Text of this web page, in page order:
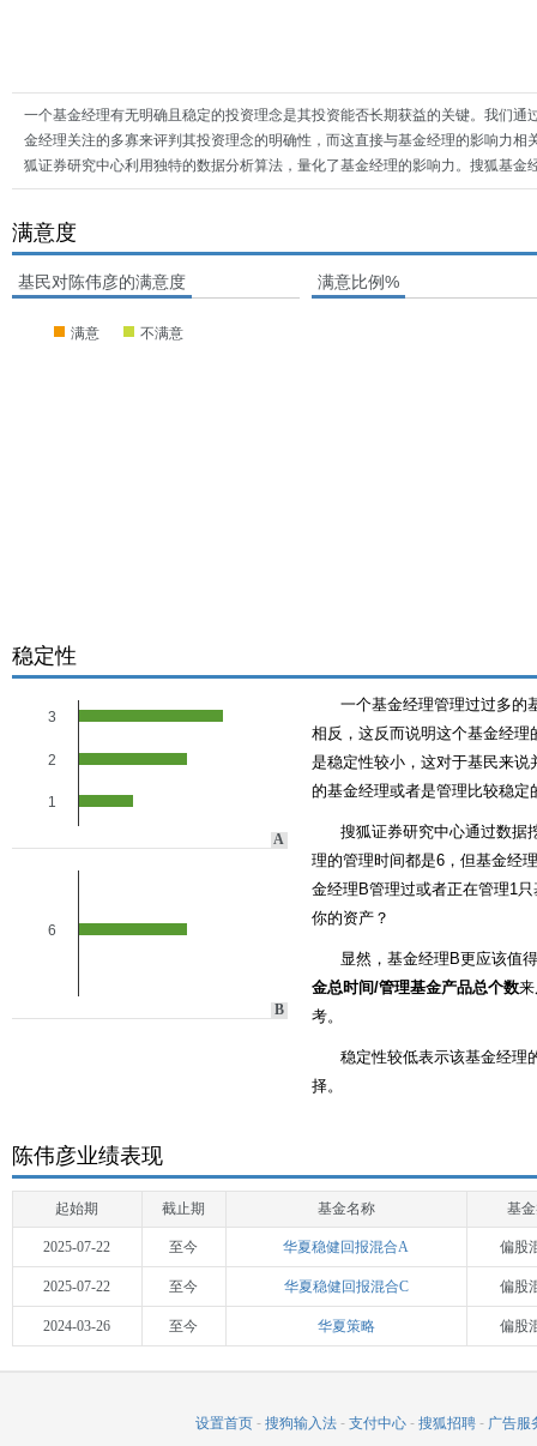
一个基金经理有无明确且稳定的投资理念是其投资能否长期获益的关键。我们通
金经理关注的多寡来评判其投资理念的明确性，而这直接与基金经理的影响力相
狐证券研究中心利用独特的数据分析算法，量化了基金经理的影响力。搜狐基金
满意度
基民对陈伟彦的满意度
满意 不满意
满意比例%
稳定性
3
2
1
A
6
B
一个基金经理管理过过多的
相反，这反而说明这个基金经理
是稳定性较小，这对于基民来
的基金经理或者是管理比较稳
搜狐证券研究中心通过数据
理的管理时间都是6，但基金经
金经理B管理过或者正在管理1
你的资产？
显然，基金经理B更应该值
金总时间/管理基金产品总个数
考。
稳定性较低表示该基金经理
择。
陈伟彦业绩表现
起始期 截止期 基金名称 基
2025-07-22 至今 华夏稳健回报混合A 偏股
2025-07-22 至今 华夏稳健回报混合C 偏股
2024-03-26 至今 华夏策略 偏股
设置首页 - 搜狗输入法 - 支付中心 - 搜狐招聘 - 广告服